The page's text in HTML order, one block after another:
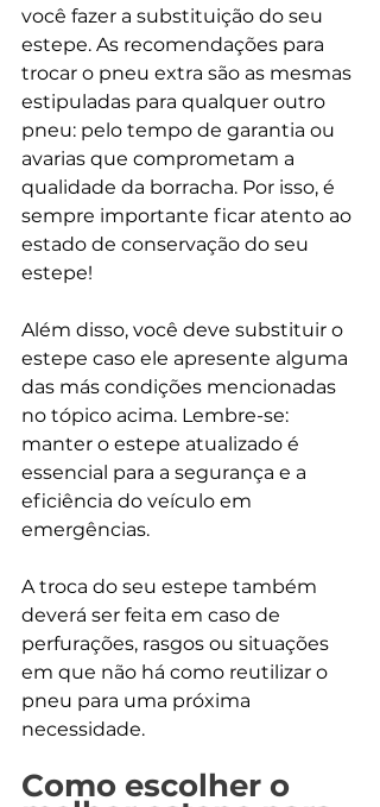
você fazer a substituição do seu
estepe. As recomendações para
trocar o pneu extra são as mesmas
estipuladas para qualquer outro
pneu: pelo tempo de garantia ou
avarias que comprometam a
qualidade da borracha. Por isso, é
sempre importante ficar atento ao
estado de conservação do seu
estepe!
Além disso, você deve substituir o
estepe caso ele apresente alguma
das más condições mencionadas
no tópico acima. Lembre-se:
manter o estepe atualizado é
essencial para a segurança e a
eficiência do veículo em
emergências.
A troca do seu estepe também
deverá ser feita em caso de
perfurações, rasgos ou situações
em que não há como reutilizar o
pneu para uma próxima
necessidade.
Como escolher o